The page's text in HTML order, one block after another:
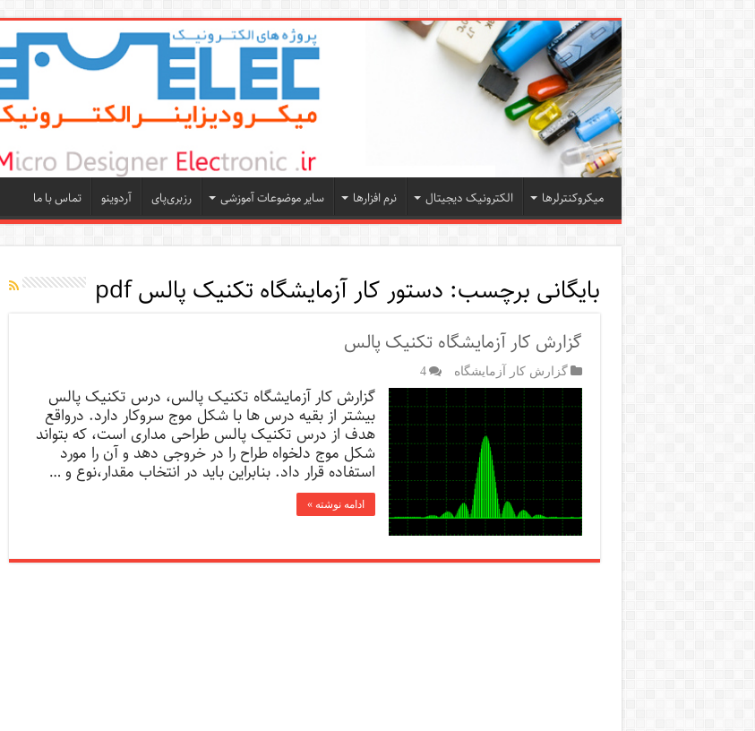
میکروکنترلرها الکترونیک دیجیتال نرم افزارها سایر موضوعات آموزشی رزبری‌پای آردوینو تماس با ما
بایگانی برچسب: دستور کار آزمایشگاه تکنیک پالس pdf
گزارش کار آزمایشگاه تکنیک پالس
گزارش کار آزمایشگاه 4
گزارش کار آزمایشگاه تکنیک پالس، درس تکنیک پالس
بیشتر از بقیه درس ها با شکل موج سروکار دارد. درواقع
هدف از درس تکنیک پالس طراحی مداری است، که بتواند
شکل موج دلخواه طراح را در خروجی دهد و آن را مورد
استفاده قرار داد. بنابراین باید در انتخاب مقدار،نوع و …
ادامه نوشته »